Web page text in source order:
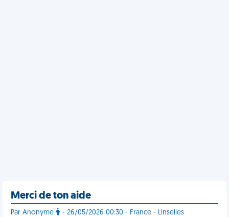
Merci de ton aide
Par Anonyme - 26/05/2026 00:30 - France - Linselles